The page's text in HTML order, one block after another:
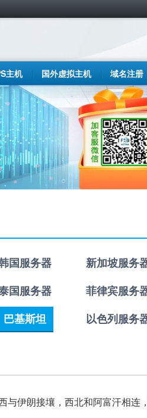
主机 国外虚拟主机 域名注册
国服务器 新加坡服务
国服务器 菲律宾服务
巴基斯坦 以色列服务
伊朗接壤，西北和阿富汗相连